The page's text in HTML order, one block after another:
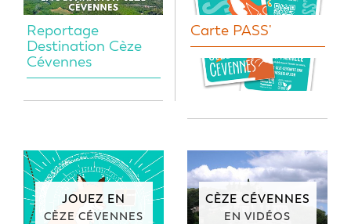
Reportage
Destination Cèze
Cévennes
Carte PASS'
JOUEZ EN
CÈZE CÉVENNES
CÈZE CÉVENNES
EN VIDÉOS